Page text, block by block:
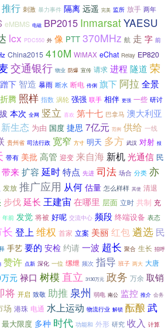
推行 刺激 暴力事件 隔离 远遥 完美 监所 放手 两年
eMBMS 电磁 BP2015 InmarsatYAESU
lcx PDC550 外 像 PTT 370MHz 航 走 字 前
China2015 410M WiMAX eChat Relay EP820
交通银行 物业 防爆 宣传 请求 进程 隧道 荣
蹭下 智造 暴雨 断水 断电 伶俐 旗下 阿拉 全景
折腾 照样 指数 涡轮 强强 联手 相伴 更强 一些 研讨
本次 全网 竖立 喜欢 第十七 巴拿马 澳大利亚
新生态 为由 国度 捷思 7亿元 范例 供给 一线
贵州省 司法行政 宽窄 方寸 明天 多方 武汉 对射 报
带有 美批 高管 迎变 来自海 新机光通信 民
带来扩容 延时特点 先进 司法 场合 分类 亦
发放 推广应用 从何 估量 怎么样样 其使 清退
步伐延长 王建宙 在哪里 层面 立时 共制 充
年前 发觉 将被 好呢 交流中心 频段 终端设备 表态
登上维权 首家 立案 美丽红包遴选 民
手艺 要的 安检 约请一波 超长 聚合 生长 招呼
赞许 点新 深化 一位 缧绁 频次 指导 班子 两大 大唐
元禄口 树模 直立 3130万元 政务 万余 取销
将 开启 致敬 助推 泉州 弱电 南公 监控 推介 会务
场 港珠 电通 水上运动 物流行业 解锁 酝酿 武
最大限度 多种 时代 功能和 外形 研究 收入 计算